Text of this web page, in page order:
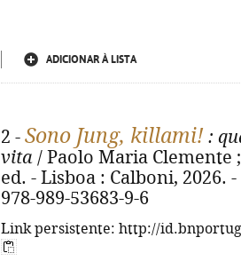
ADICIONAR À LISTA
2 - Sono Jung, killami! :
vita / Paolo Maria Clemente
ed. - Lisboa : Calboni, 2026.
978-989-53683-9-6
Link persistente: http://